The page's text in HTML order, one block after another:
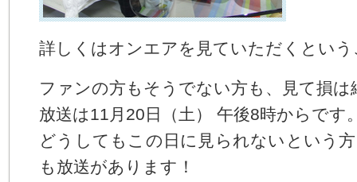
詳しくはオンエアを見ていただくという
ファンの方もそうでない方も、見て損は
放送は11月20日（土） 午後8時からです
どうしてもこの日に見られないという
も放送があります！